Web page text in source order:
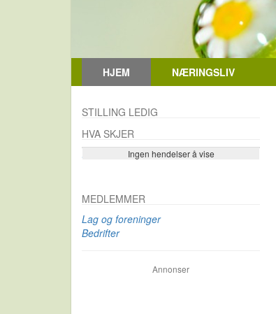
HJEM NÆRINGSLIV
STILLING LEDIG
HVA SKJER
Ingen hendelser å vise
Se flere…
MEDLEMMER
Lag og foreninger
Bedrifter
Annonser